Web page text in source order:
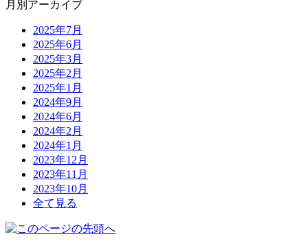
月別アーカイブ
2025年7月
2025年6月
2025年3月
2025年2月
2025年1月
2024年9月
2024年6月
2024年2月
2024年1月
2023年12月
2023年11月
2023年10月
全て見る